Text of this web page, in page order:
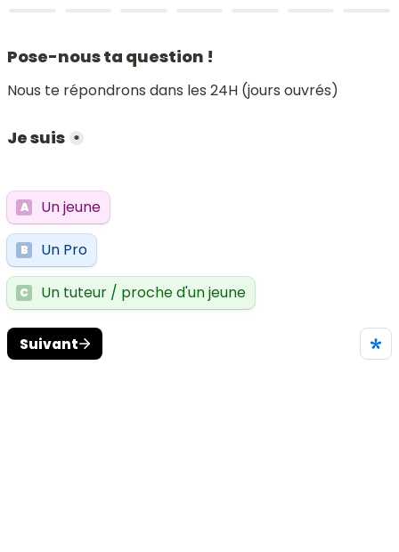
Pose-nous ta question !
Nous te répondrons dans les 24H (jours ouvrés)
Je suis *
A Un jeune
B Un Pro
C Un tuteur / proche d'un jeune
Suivant